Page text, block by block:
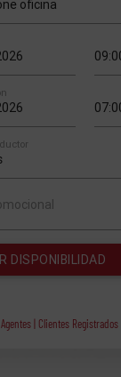
Agentes | Clientes Registrados